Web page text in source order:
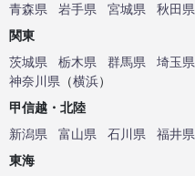
青森県
岩手県 宮城県 秋田県
関東
茨城県
栃木県 群馬県 埼玉県
神奈川県 （横浜）
甲信越・北陸
新潟県
富山県 石川県 福井県
東海